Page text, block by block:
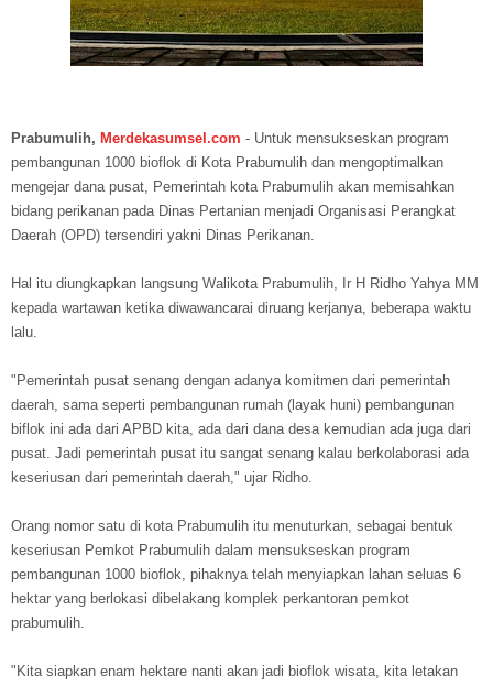
Prabumulih, Merdekasumsel.com - Untuk mensukseskan program
pembangunan 1000 bioflok di Kota Prabumulih dan mengoptimalkan
mengejar dana pusat, Pemerintah kota Prabumulih akan memisahkan
bidang perikanan pada Dinas Pertanian menjadi Organisasi Perangkat
Daerah (OPD) tersendiri yakni Dinas Perikanan.
Hal itu diungkapkan langsung Walikota Prabumulih, Ir H Ridho Yahya MM
kepada wartawan ketika diwawancarai diruang kerjanya, beberapa waktu
lalu.
"Pemerintah pusat senang dengan adanya komitmen dari pemerintah
daerah, sama seperti pembangunan rumah (layak huni) pembangunan
biflok ini ada dari APBD kita, ada dari dana desa kemudian ada juga dari
pusat. Jadi pemerintah pusat itu sangat senang kalau berkolaborasi ada
keseriusan dari pemerintah daerah," ujar Ridho.
Orang nomor satu di kota Prabumulih itu menuturkan, sebagai bentuk
keseriusan Pemkot Prabumulih dalam mensukseskan program
pembangunan 1000 bioflok, pihaknya telah menyiapkan lahan seluas 6
hektar yang berlokasi dibelakang komplek perkantoran pemkot
prabumulih.
"Kita siapkan enam hektare nanti akan jadi bioflok wisata, kita letakan